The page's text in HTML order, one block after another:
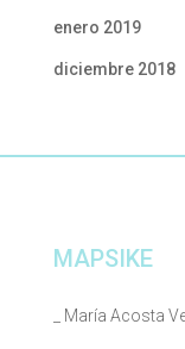
enero 2019
diciembre 2018
MAPSIKE
_ María Acosta